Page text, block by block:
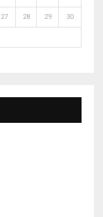
27 28 29 30